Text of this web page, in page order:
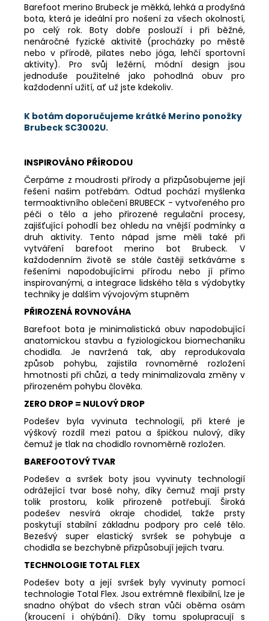
Barefoot merino Brubeck je měkká, lehká a prodyšná
bota, která je ideální pro nošení za všech okolností,
po celý rok. Boty dobře poslouží i při běžné,
nenáročné fyzické aktivitě (procházky po městě
nebo v přírodě, pilates nebo jóga, lehčí sportovní
aktivity). Pro svůj ležérní, módní design jsou
jednoduše použitelné jako pohodlná obuv pro
každodenní užití, ať už jste kdekoliv.
K botám doporučujeme krátké Merino ponožky
Brubeck SC3002U.
INSPIROVÁNO PŘÍRODOU
Čerpáme z moudrosti přírody a přizpůsobujeme její
řešení našim potřebám. Odtud pochází myšlenka
termoaktivního oblečení BRUBECK - vytvořeného pro
péči o tělo a jeho přirozené regulační procesy,
zajišťující pohodlí bez ohledu na vnější podmínky a
druh aktivity. Tento nápad jsme měli také při
vytváření barefoot merino bot Brubeck. V
každodenním životě se stále častěji setkáváme s
řešeními napodobujícími přírodu nebo jí přímo
inspirovanými, a integrace lidského těla s výdobytky
techniky je dalším vývojovým stupněm
PŘIROZENÁ ROVNOVÁHA
Barefoot bota je minimalistická obuv napodobující
anatomickou stavbu a fyziologickou biomechaniku
chodidla. Je navržená tak, aby reprodukovala
způsob pohybu, zajistila rovnoměrné rozložení
hmotnosti při chůzi, a tedy minimalizovala změny v
přirozeném pohybu člověka.
ZERO DROP = NULOVÝ DROP
Podešev byla vyvinuta technologií, při které je
výškový rozdíl mezi patou a špičkou nulový, díky
čemuž je tlak na chodidlo rovnoměrně rozložen.
BAREFOOTOVÝ TVAR
Podešev a svršek boty jsou vyvinuty technologií
odrážející tvar bosé nohy, díky čemuž mají prsty
tolik prostoru, kolik přirozeně potřebují. Široká
podešev nesvírá okraje chodidel, takže prsty
poskytují stabilní základnu podpory pro celé tělo.
Bezešvý super elastický svršek se pohybuje a
chodidla se bezchybně přizpůsobují jejich tvaru.
TECHNOLOGIE TOTAL FLEX
Podešev boty a její svršek byly vyvinuty pomocí
technologie Total Flex. Jsou extrémně flexibilní, lze je
snadno ohýbat do všech stran vůči oběma osám
(kroucení i ohýbání). Díky tomu spolupracují s